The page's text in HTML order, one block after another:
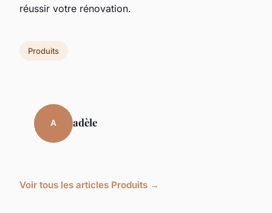
réussir votre rénovation.
Produits
A adèle
Voir tous les articles Produits →